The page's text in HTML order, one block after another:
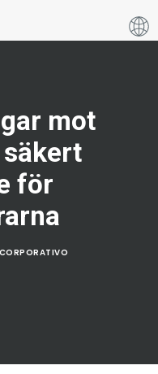
mot
säkert
för
CORPORATIVO